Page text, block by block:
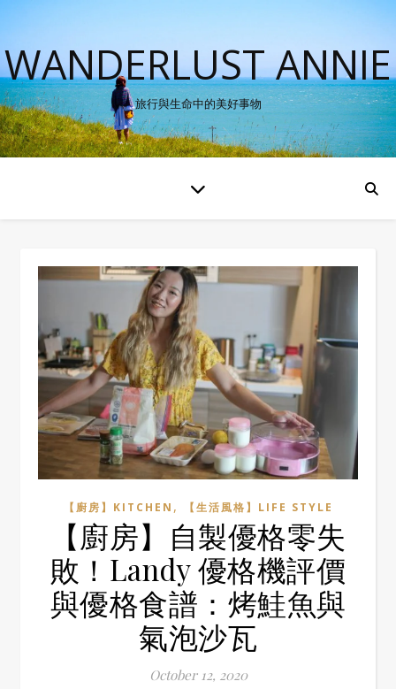
WANDERLUST ANNIE
旅行與生命中的美好事物
【廚房】KITCHEN , 【生活風格】LIFE STYLE
【廚房】自製優格零失
敗！Landy 優格機評價
與優格食譜：烤鮭魚與
氣泡沙瓦
October 12, 2020